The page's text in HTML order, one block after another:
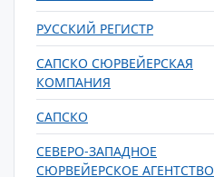
РУССКИЙ РЕГИСТР
САПСКО СЮРВЕЙЕРСКАЯ
КОМПАНИЯ
САПСКО
СЕВЕРО-ЗАПАДНОЕ
СЮРВЕЙЕРСКОЕ АГЕНТСТВО